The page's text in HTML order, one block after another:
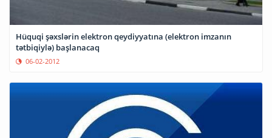
Hüquqi şəxslərin elektron qeydiyyatına (elektron imzanın
tətbiqiylə) başlanacaq
06-02-2012